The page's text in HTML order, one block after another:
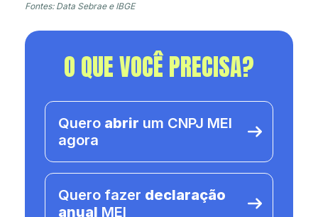
Fontes: Data Sebrae e IBGE
O QUE VOCÊ PRECISA?
Quero abrir um CNPJ MEI
agora
Quero fazer declaração
anual MEI